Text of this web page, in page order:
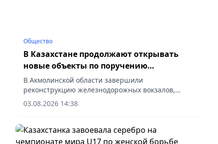
Общество
В Казахстане продолжают открывать
новые объекты по поручению
Президента
В Акмолинской области завершили
реконструкцию железнодорожных вокзалов,
сообщает корреспондент vapress.kz.
03.08.2026 14:38